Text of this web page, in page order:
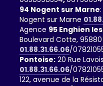
94 Nogent sur Marne
Nogent sur Marne
Agence 95 Enghien
Boulevard Cotte,
01.88.31.66.06/
Pontoise: 20 Rue
01.88.31.66.06/
122, avenue de la